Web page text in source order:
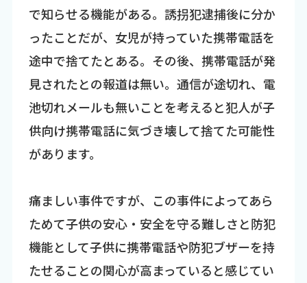
で知らせる機能がある。誘拐犯逮捕後に分か
ったことだが、女児が持っていた携帯電話を
途中で捨てたとある。その後、携帯電話が発
見されたとの報道は無い。通信が途切れ、電
池切れメールも無いことを考えると犯人が子
供向け携帯電話に気づき壊して捨てた可能性
があります。
痛ましい事件ですが、この事件によってあら
ためて子供の安心・安全を守る難しさと防犯
機能として子供に携帯電話や防犯ブザーを持
たせることの関心が高まっていると感じてい